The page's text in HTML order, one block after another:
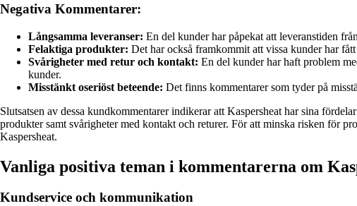
Negativa Kommentarer:
Långsamma leveranser: En del kunder har påpekat att leveranstiden
Felaktiga produkter: Det har också framkommit att vissa kunder har
Svårigheter med retur och kontakt: En del kunder har haft problem
kunder.
Misstänkt oseriöst beteende: Det finns kommentarer som tyder på
Slutsatsen av dessa kundkommentarer indikerar att Kaspersheat har sina
produkter samt svårigheter med kontakt och returer. För att minska risken för
Kaspersheat.
Vanliga positiva teman i kommentarerna om
Kundservice och kommunikation